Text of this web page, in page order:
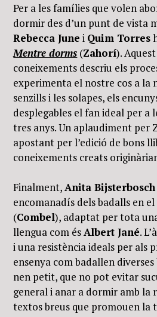
Per a les famílies que volen
dormir des d’un punt de vista
Rebecca June i Quim Torres
Mentre dorms (Zahorí).
coneixements descriu els
experimenta el nostre cos a la
senzills i les solapes, els
desplegables el fan ideal per a
tres anys. Un aplaudiment
apostant per l’edició de bons
coneixements creats
Finalment,Anita Bijsterbosch
encomanadís dels badalls en el
(Combel), adaptat per tota
llengua com ésAlbert Jané.
i una resistència ideals per als
ensenya com badallen
nen petit, que no pot evitar
general i anar a dormir amb la
textos breus que promouen la